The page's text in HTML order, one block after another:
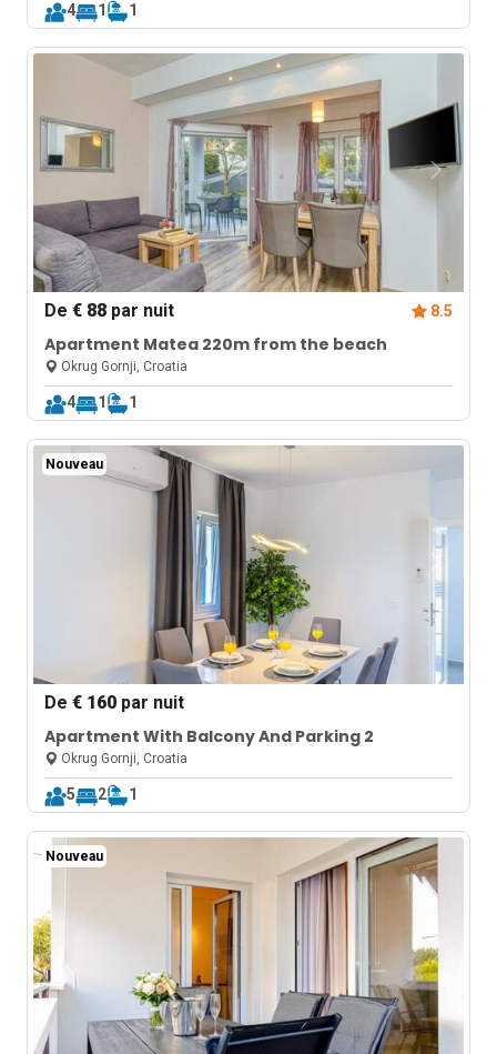
4 1 1
De€ 88 par nuit 8.5
Apartment Matea 220m from the beach
Okrug Gornji, Croatia
4 1 1
Nouveau
De€ 160 par nuit
Apartment With Balcony And Parking 2
Okrug Gornji, Croatia
5 2 1
Nouveau